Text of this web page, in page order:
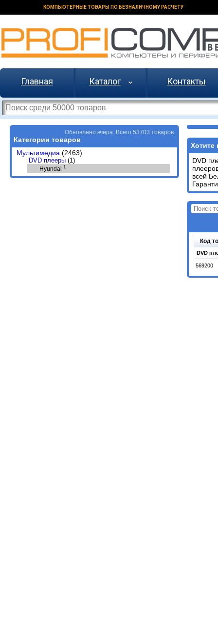
КОМПЬЮТЕРНЫЕ ТОВАРЫ ПО БЕЗНАЛИЧНОМУ РАСЧЕТУ
Главная Каталог Контакты
Обновлено вчера. Всего 53703 товаров.
Категории товаров
Мультимедиа (2463)
DVD плееры (1)
Hyundai 1
Хотите
DVD
всей
Код
DVD
569200